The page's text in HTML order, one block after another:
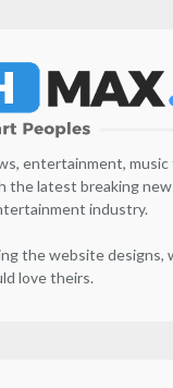
entertainment,
the latest breaking
industry.
the website designs,
love theirs.